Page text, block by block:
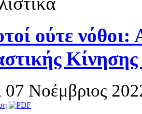
ούτε
07 Νοέμβριος